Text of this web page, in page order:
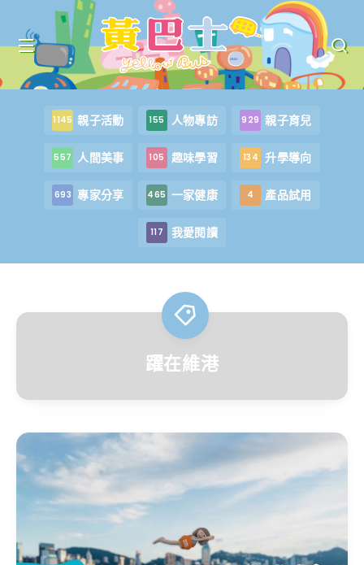
1145 親子活動 155 人物專訪 929 親子育兒
557 人間美事 105 趣味學習 134 升學導向
693 專家分享 465 一家健康 4 產品試用
117 我愛閱讀
躍在維港